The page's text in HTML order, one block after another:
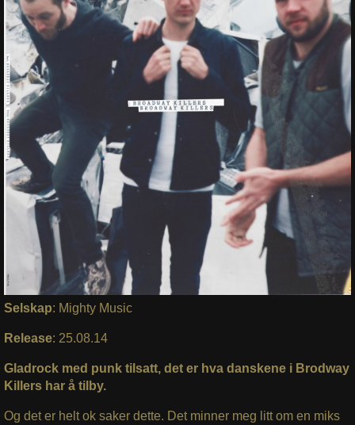
Selskap: Mighty Music
Release: 25.08.14
Gladrock med punk tilsatt, det er hva danskene i Brodway
Killers har å tilby.
Og det er helt ok saker dette. Det minner meg litt om en miks